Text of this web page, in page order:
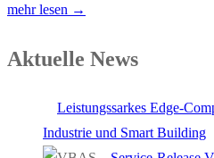
mehr lesen →
Aktuelle News
Leistungssarkes Edge-
Industrie und Smart Building